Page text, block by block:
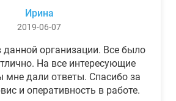
Ирина
2019-06-07
данной организации. Все было
На все интересующие
мне дали ответы. Спасибо за
и оперативность в работе.